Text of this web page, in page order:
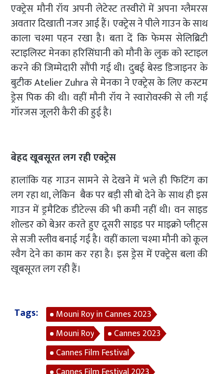
एक्ट्रेस मौनी रॉय अपनी लेटेस्ट तस्वीरों में अपना ग्लैमरस
अवतार दिखाती नजर आई हैं। एक्ट्रेस ने पीले गाउन के साथ
काला चश्मा पहन रखा है। बता दें कि फेमस सेलिब्रिटी
स्टाइलिस्ट मेनका हरिसिंघानी को मौनी के लुक को स्टाइल
करने की जिम्मेदारी सौंपी गई थी। दुबई बेस्ड डिजाइनर के
बुटीक Atelier Zuhra से मेनका ने एक्ट्रेस के लिए कस्टम
ड्रेस पिक की थी। वहीं मौनी रॉय ने स्वारोवस्की से ली गई
गॉरजस जूलरी कैरी की हुई है।
बेहद खूबसूरत लग रही एक्ट्रेस
हालांकि यह गाउन सामने से देखने में भले ही फिटिंग का
लग रहा था, लेकिन बैक पर बड़ी सी बो देने के साथ ही इस
गाउन में ड्रमैटिक डीटेल्स की भी कमी नहीं थी। वन साइड
शोल्डर को बेअर करते हुए दूसरी साइड पर माइक्रो प्लीट्स
से सजी स्लीव बनाई गई है। वहीं काला चश्मा मौनी को कूल
स्वैग देने का काम कर रहा है। इस ड्रेस में एक्ट्रेस बला की
खूबसूरत लग रही हैं।
Tags:
Mouni Roy in Cannes 2023
Mouni Roy
Cannes 2023
Cannes Film Festival